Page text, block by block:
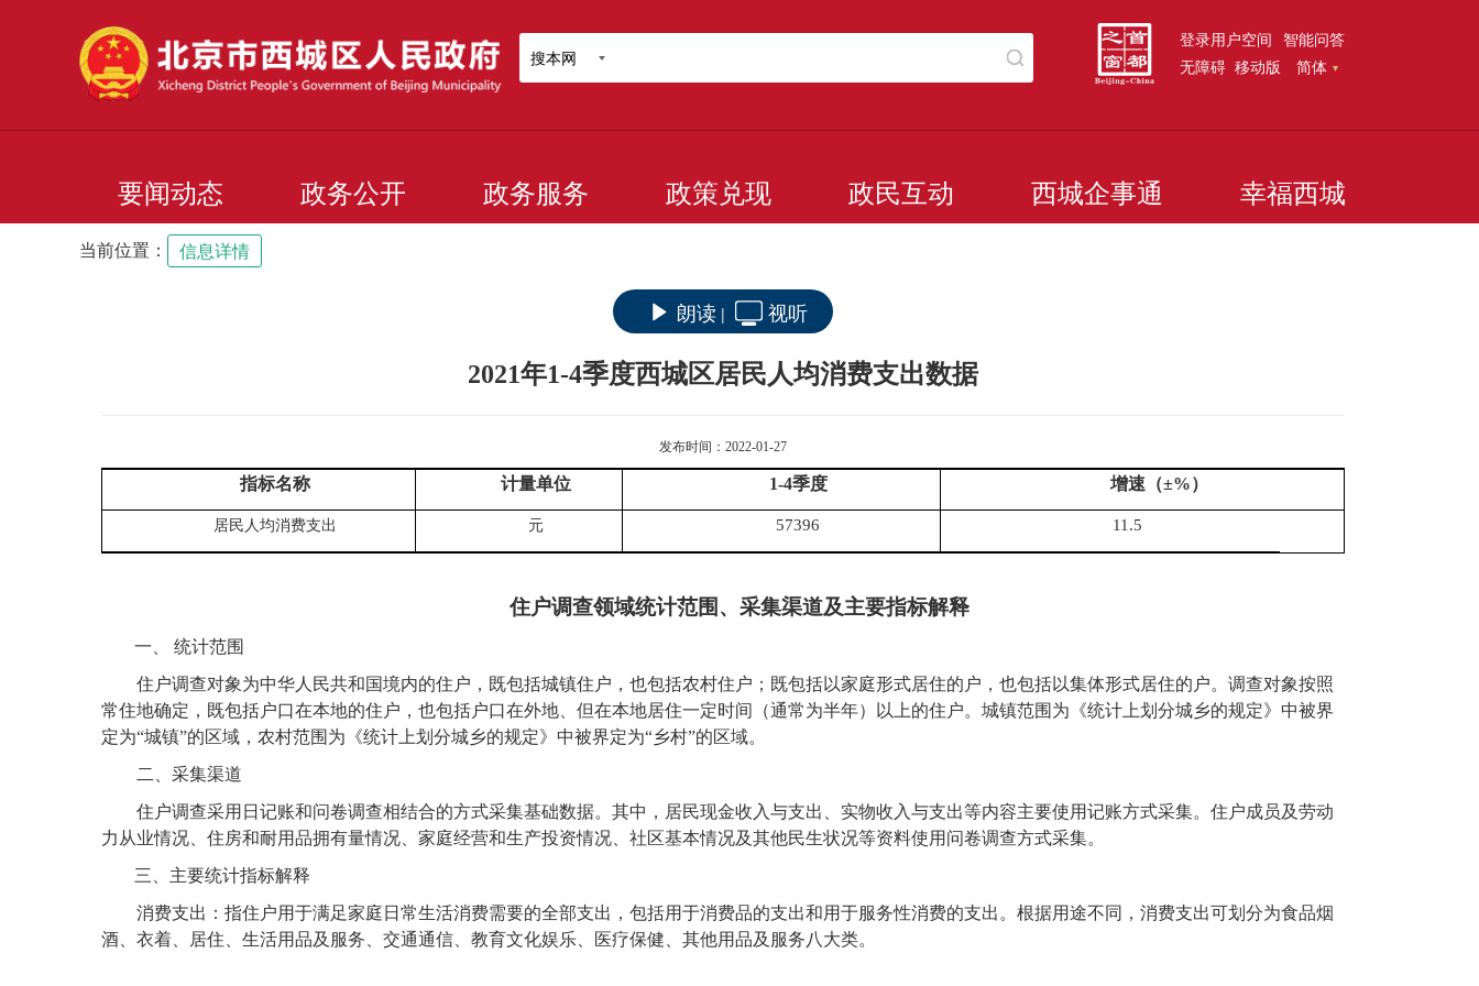
搜本网
登录用户空间 智能问答
无障碍 移动版 简体
要闻动态 政务公开 政务服务 政策兑现 政民互动 西城企事通 幸福西城
当前位置： 信息详情
朗读 | 视听
2021年1-4季度西城区居民人均消费支出数据
发布时间：2022-01-27
指标名称 计量单位 1-4季度 增速（±%）
居民人均消费支出 元 57396 11.5
住户调查领域统计范围、采集渠道及主要指标解释
一、 统计范围
住户调查对象为中华人民共和国境内的住户，既包括城镇住户，也包括农村住户；既包括以家庭形式居住的户，也包括以集体形式居住的户。调查对象按照
常住地确定，既包括户口在本地的住户，也包括户口在外地、但在本地居住一定时间（通常为半年）以上的住户。城镇范围为《统计上划分城乡的规定》中被界
定为“城镇”的区域，农村范围为《统计上划分城乡的规定》中被界定为“乡村”的区域。
二、采集渠道
住户调查采用日记账和问卷调查相结合的方式采集基础数据。其中，居民现金收入与支出、实物收入与支出等内容主要使用记账方式采集。住户成员及劳动
力从业情况、住房和耐用品拥有量情况、家庭经营和生产投资情况、社区基本情况及其他民生状况等资料使用问卷调查方式采集。
三、主要统计指标解释
消费支出：指住户用于满足家庭日常生活消费需要的全部支出，包括用于消费品的支出和用于服务性消费的支出。根据用途不同，消费支出可划分为食品烟
酒、衣着、居住、生活用品及服务、交通通信、教育文化娱乐、医疗保健、其他用品及服务八大类。